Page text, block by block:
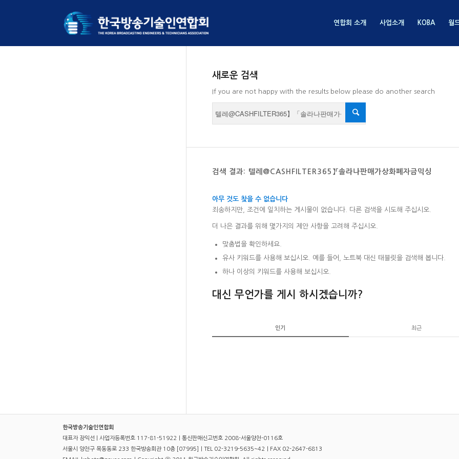
연합회 소개 사업소개 KOBA 월
새로운 검색
If you are not happy with the results below please do another search
검색 결과: 텔레@CASHFILTER365】「솔라나판매가상화폐자금믹싱
아무 것도 찾을 수 없습니다
죄송하지만, 조건에 일치하는 게시물이 없습니다. 다른 검색을 시도해 주십시오.
더 나은 결과를 위해 몇가지의 제안 사항을 고려해 주십시오.
맞춤법을 확인하세요.
유사 키워드를 사용해 보십시오. 예를 들어, 노트북 대신 태블릿을 검색해 봅니다.
하나 이상의 키워드를 사용해 보십시오.
대신 무언가를 게시 하시겠습니까?
인기 최근
한국방송기술인연합회
대표자 장익선 | 사업자등록번호 117-81-51922｜통신판매신고번호 2008-서울양천-0116호
서울시 양천구 목동동로 233 한국방송회관 10층 [07995]｜TEL 02-3219-5635~42｜FAX 02-2647-6813